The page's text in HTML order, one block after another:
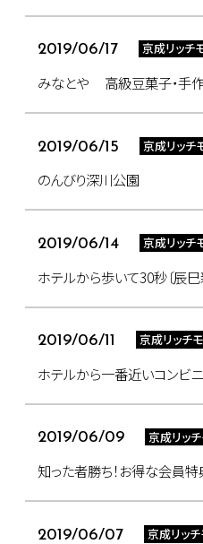
2019/06/17 京成リッチ
みなとや 高級豆菓子・手
2019/06/15 京成リッチ
のんびり深川公園
2019/06/14 京成リッチ
ホテルから歩いて30秒〔辰
2019/06/11 京成リッチ
ホテルから一番近いコンビ
2019/06/09 京成リッ
知った者勝ち！お得な会員特
2019/06/07 京成リッ